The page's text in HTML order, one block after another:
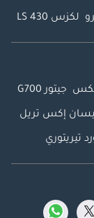
لكزس LS 430
جيتور G700
إكس تريل
تيريتوري